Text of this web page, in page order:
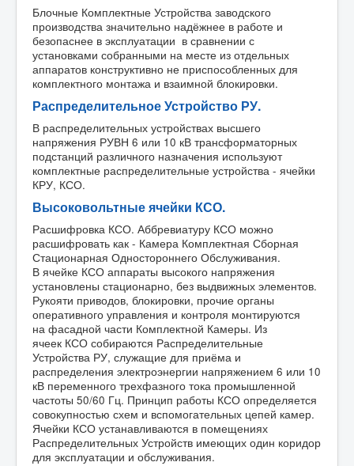
Блочные Комплектные Устройства заводского
производства значительно надёжнее в работе и
безопаснее в эксплуатации в сравнении с
установками собранными на месте из отдельных
аппаратов конструктивно не приспособленных для
комплектного монтажа и взаимной блокировки.
Распределительное Устройство РУ.
В распределительных устройствах высшего
напряжения РУВН 6 или 10 кВ трансформаторных
подстанций различного назначения используют
комплектные распределительные устройства - ячейки
КРУ, КСО.
Высоковольтные ячейки КСО.
Расшифровка КСО. Аббревиатуру КСО можно
расшифровать как - Камера Комплектная Сборная
Стационарная Одностороннего Обслуживания.
В ячейке КСО аппараты высокого напряжения
установлены стационарно, без выдвижных элементов.
Рукояти приводов, блокировки, прочие органы
оперативного управления и контроля монтируются
на фасадной части Комплектной Камеры. Из
ячеек КСО собираются Распределительные
Устройства РУ, служащие для приёма и
распределения электроэнергии напряжением 6 или 10
кВ переменного трехфазного тока промышленной
частоты 50/60 Гц. Принцип работы КСО определяется
совокупностью схем и вспомогательных цепей камер.
Ячейки КСО устанавливаются в помещениях
Распределительных Устройств имеющих один коридор
для эксплуатации и обслуживания.